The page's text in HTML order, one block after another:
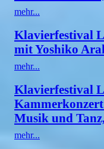
mehr...
Klavierfestival
mit Yoshiko
mehr...
Klavierfestival
Musik und
mehr...